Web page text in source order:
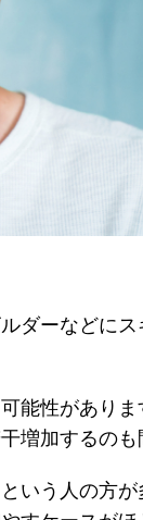
ダーなどに
能性があり
増加するのも
いう人の方